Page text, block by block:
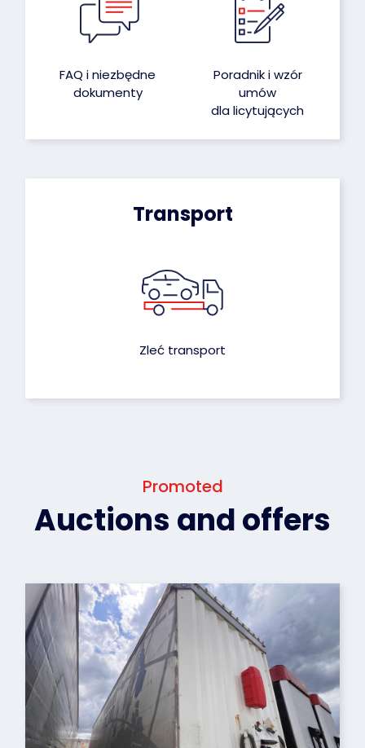
FAQ i niezbędne
dokumenty
Poradnik i wzór
umów
dla licytujących
Transport
Zleć transport
Promoted
Auctions and offers